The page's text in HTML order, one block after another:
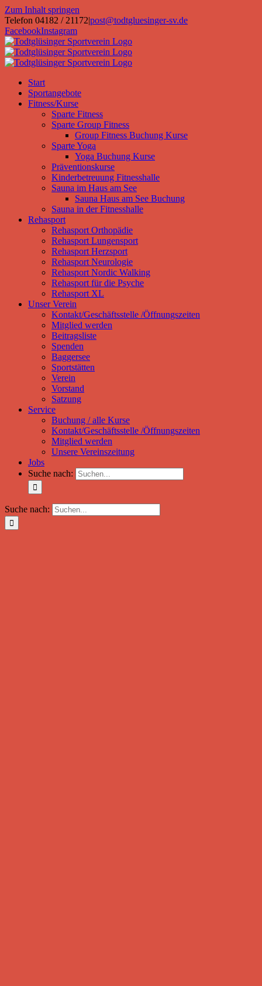
Zum Inhalt springen
Telefon 04182 / 21172|post@todtgluesinger-sv.de
FacebookInstagram
Start
Sportangebote
Fitness/Kurse
Sparte Fitness
Sparte Group Fitness
Group Fitness Buchung Kurse
Sparte Yoga
Yoga Buchung Kurse
Präventionskurse
Kinderbetreuung Fitnesshalle
Sauna im Haus am See
Sauna Haus am See Buchung
Sauna in der Fitnesshalle
Rehasport
Rehasport Orthopädie
Rehasport Lungensport
Rehasport Herzsport
Rehasport Neurologie
Rehasport Nordic Walking
Rehasport für die Psyche
Rehasport XL
Unser Verein
Kontakt/Geschäftsstelle /Öffnungszeiten
Mitglied werden
Beitragsliste
Spenden
Baggersee
Sportstätten
Verein
Vorstand
Satzung
Service
Buchung / alle Kurse
Kontakt/Geschäftsstelle /Öffnungszeiten
Mitglied werden
Unsere Vereinszeitung
Jobs
Suche nach:
Suche nach: